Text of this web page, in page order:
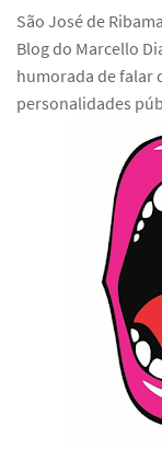
São José de
Blog do Marcello
humorada de falar
personalidades